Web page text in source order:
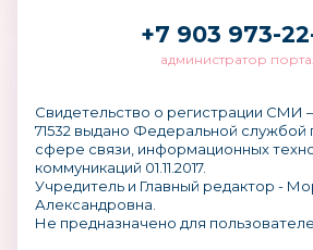
+7 903 973-
администратор
Свидетельство о регистрации
71532 выдано Федеральной службой
сфере связи, информационных
коммуникаций 01.11.2017.
Учредитель и Главный редактор -
Александровна.
Не предназначено для